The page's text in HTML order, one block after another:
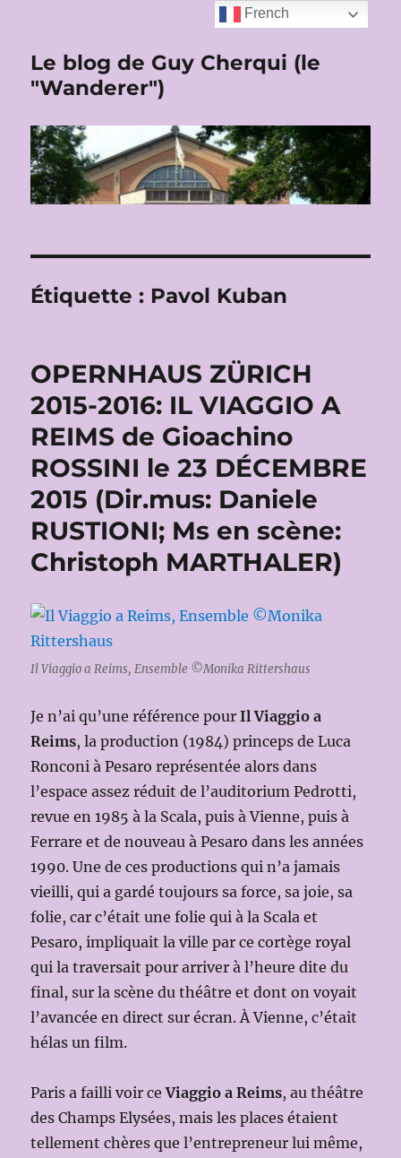
Le blog de Guy Cherqui (le
"Wanderer")
Étiquette : Pavol Kuban
OPERNHAUS ZÜRICH
2015-2016: IL VIAGGIO A
REIMS de Gioachino
ROSSINI le 23 DÉCEMBRE
2015 (Dir.mus: Daniele
RUSTIONI; Ms en scène:
Christoph MARTHALER)
Il Viaggio a Reims, Ensemble ©Monika Rittershaus
Je n’ai qu’une référence pourIl Viaggio a
Reims, la production (1984) princeps de Luca
Ronconi à Pesaro représentée alors dans
l’espace assez réduit de l’auditorium Pedrotti,
revue en 1985 à la Scala, puis à Vienne, puis à
Ferrare et de nouveau à Pesaro dans les années
1990. Une de ces productions qui n’a jamais
vieilli, qui a gardé toujours sa force, sa joie, sa
folie, car c’était une folie qui à la Scala et
Pesaro, impliquait la ville par ce cortège royal
qui la traversait pour arriver à l’heure dite du
final, sur la scène du théâtre et dont on voyait
l’avancée en direct sur écran. À Vienne, c’était
hélas un film.
Paris a failli voir ceViaggio a Reims, au théâtre
des Champs Elysées, mais les places étaient
tellement chères que l’entrepreneur lui même,
French